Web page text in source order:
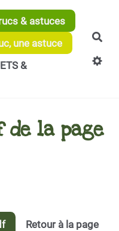
& astuces
une astuce
&
de la page
Retour à la page